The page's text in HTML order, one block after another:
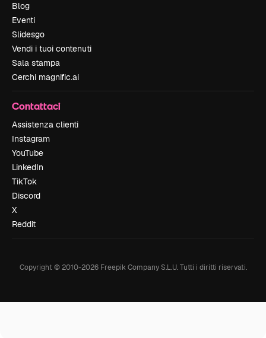
Blog
Eventi
Slidesgo
Vendi i tuoi contenuti
Sala stampa
Cerchi magnific.ai
Contattaci
Assistenza clienti
Instagram
YouTube
LinkedIn
TikTok
Discord
X
Reddit
Copyright © 2010-2026Freepik Company S.L.U. Tutti i diritti riservati.